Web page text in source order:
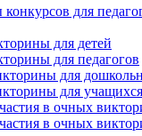
конкурсов для
для детей
для педагогов
для
для учащихся
в очных
в очных